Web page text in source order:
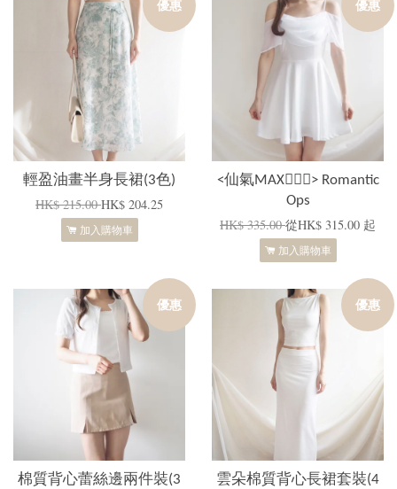
優惠
輕盈油畫半身長裙(3色)
HK$ 215.00HK$ 204.25
加入購物車
優惠
<仙氣MAX🧚🏻‍♂️> Romantic
Ops
HK$ 335.00從HK$ 315.00 起
加入購物車
優惠
棉質背心蕾絲邊兩件裝(3
優惠
雲朵棉質背心長裙套裝(4